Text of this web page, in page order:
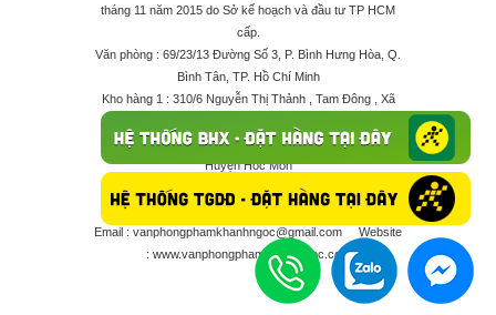
tháng 11 năm 2015 do Sở kế hoạch và đầu tư TP HCM
cấp.
Văn phòng : 69/23/13 Đường Số 3, P. Bình Hưng Hòa, Q.
Bình Tân, TP. Hồ Chí Minh
Kho hàng 1 : 310/6 Nguyễn Thị Thảnh , Tam Đông , Xã
Kho hàng 2 : 68/2X Ấp Đông 1 , Xã Thới Tam Thôn ,
Huyện Hóc Môn
Điện thoại : 028 625 66506 - 0909 682 189 - 082 7158
413 - 096 298 10 17 - 0961 208 617
Email : vanphongphamkhanhngoc@gmail.com
Website
: www.vanphongphamkhanhngoc.com